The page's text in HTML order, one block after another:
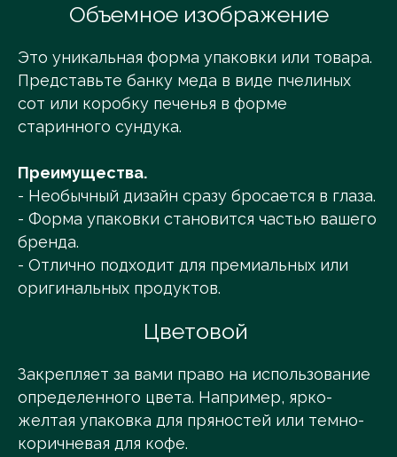
Объемное изображение
Это уникальная форма упаковки или товара.
Представьте банку меда в виде пчелиных
сот или коробку печенья в форме
старинного сундука.
Преимущества.
- Необычный дизайн сразу бросается в глаза.
- Форма упаковки становится частью вашего
бренда.
- Отлично подходит для премиальных или
оригинальных продуктов.
Цветовой
Закрепляет за вами право на использование
определенного цвета. Например, ярко-
желтая упаковка для пряностей или темно-
коричневая для кофе.